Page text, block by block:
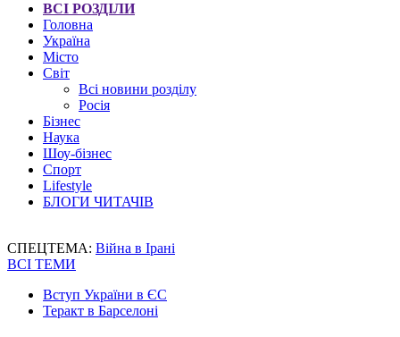
ВСІ РОЗДІЛИ
Головна
Україна
Місто
Світ
Всі новини розділу
Росія
Бізнес
Наука
Шоу-бізнес
Спорт
Lifestyle
БЛОГИ ЧИТАЧІВ
СПЕЦТЕМА: Війна в Ірані
ВСІ ТЕМИ
Вступ України в ЄС
Теракт в Барселоні